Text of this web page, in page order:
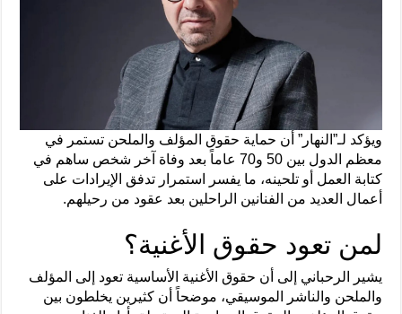
ويؤكد لـ”النهار” أن حماية حقوق المؤلف والملحن تستمر في
معظم الدول بين 50 و70 عاماً بعد وفاة آخر شخص ساهم في
كتابة العمل أو تلحينه، ما يفسر استمرار تدفق الإيرادات على
أعمال العديد من الفنانين الراحلين بعد عقود من رحيلهم.
لمن تعود حقوق الأغنية؟
يشير الرحباني إلى أن حقوق الأغنية الأساسية تعود إلى المؤلف
والملحن والناشر الموسيقي، موضحاً أن كثيرين يخلطون بين